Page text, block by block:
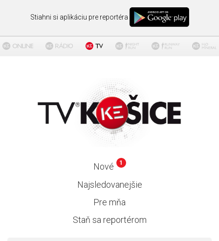
Stiahni si aplikáciu pre reportéra
Nové 1
Najsledovanejšie
Pre mňa
Staň sa reportérom